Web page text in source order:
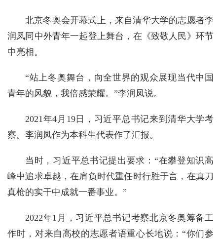
北京冬奥会开幕式上，来自清华大学的志愿者李
润凤同中外青年一起登上舞台，在《致敬人民》环节
中亮相。
“站上冬奥舞台，向全世界的观众展现当代中国
青年的风貌，我倍感荣耀。”李润凤说。
2021年4月19日，习近平总书记来到清华大学考
察。李润凤作为本科生代表作了汇报。
当时，习近平总书记提出要求：“在攀登知识高
峰中追求卓越，在肩负时代重任时行胜于言，在真刀
真枪的实干中成就一番事业。”
2022年1月，习近平总书记考察北京冬奥筹备工
作时，对来自高校的志愿者语重心长地说：“你们参